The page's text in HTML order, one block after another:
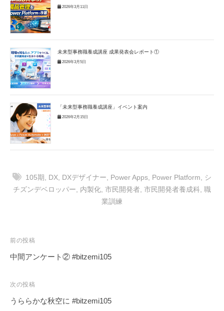
2026年3月11日
未来型事務職養成講座 成果発表会レポート①
2026年3月5日
「未来型事務職養成講座」イベント案内
2026年2月15日
105期 , DX, DXデザイナー, Power Apps, Power Platform, シ
チズンデベロッパー, 内製化, 市民開発者, 市民開発者養成科, 職
業訓練
投
稿
ビ
ゲ
前の投稿
中間アンケート② #bitzemi105
次の投稿
うららかな秋空に #bitzemi105